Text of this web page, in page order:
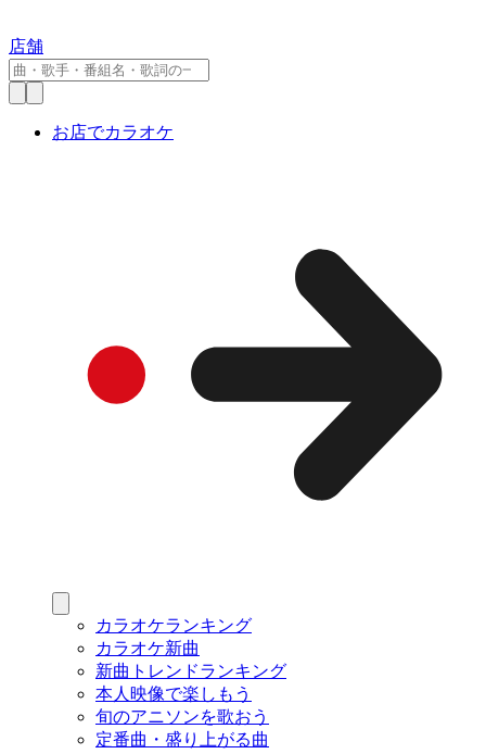
店舗
お店でカラオケ
カラオケランキング
カラオケ新曲
新曲トレンドランキング
本人映像で楽しもう
旬のアニソンを歌おう
定番曲・盛り上がる曲